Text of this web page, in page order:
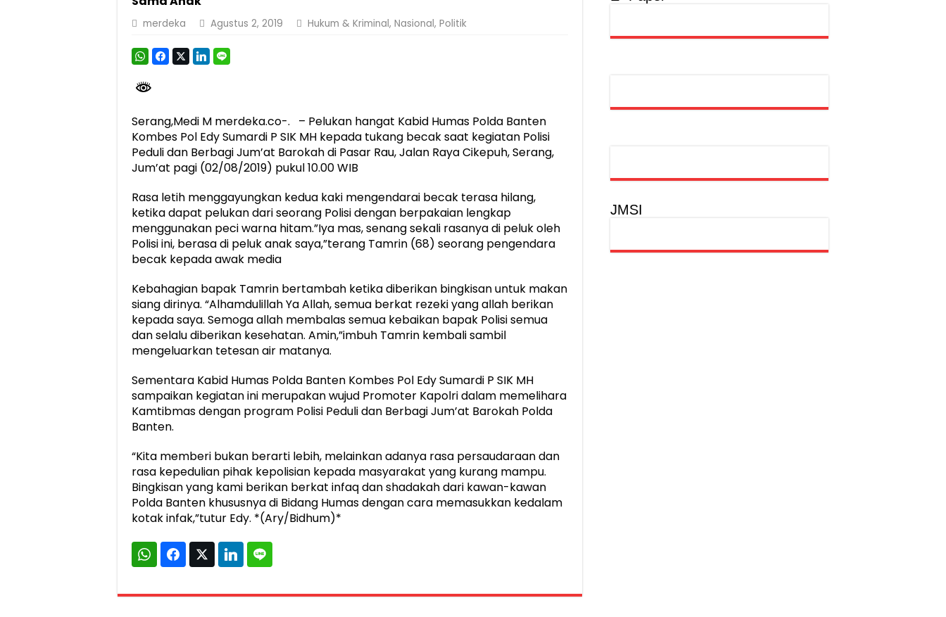
Gubernur Mirza Ajak IAI Darul Fattah Cetak SDM Adaptif Berlandaskan Nilai Agama
Purnama Wulan Sari Mirza Buka SiSeSa Roadshow Lampung 2026, Dorong Kolaborasi Industri Kreatif dan Fashion Muslim
merdeka Agustus 2, 2019 Hukum & Kriminal, Nasional, Politik
Serang,Medi M merdeka.co-. – Pelukan hangat Kabid Humas Polda Banten
Kombes Pol Edy Sumardi P SIK MH kepada tukang becak saat kegiatan Polisi
Peduli dan Berbagi Jum’at Barokah di Pasar Rau, Jalan Raya Cikepuh, Serang,
Jum’at pagi (02/08/2019) pukul 10.00 WIB
Rasa letih menggayungkan kedua kaki mengendarai becak terasa hilang,
ketika dapat pelukan dari seorang Polisi dengan berpakaian lengkap
menggunakan peci warna hitam.”Iya mas, senang sekali rasanya di peluk oleh
Polisi ini, berasa di peluk anak saya,”terang Tamrin (68) seorang pengendara
becak kepada awak media
Kebahagian bapak Tamrin bertambah ketika diberikan bingkisan untuk makan
siang dirinya. “Alhamdulillah Ya Allah, semua berkat rezeki yang allah berikan
kepada saya. Semoga allah membalas semua kebaikan bapak Polisi semua
dan selalu diberikan kesehatan. Amin,”imbuh Tamrin kembali sambil
mengeluarkan tetesan air matanya.
Sementara Kabid Humas Polda Banten Kombes Pol Edy Sumardi P SIK MH
sampaikan kegiatan ini merupakan wujud Promoter Kapolri dalam memelihara
Kamtibmas dengan program Polisi Peduli dan Berbagi Jum’at Barokah Polda
Banten.
“Kita memberi bukan berarti lebih, melainkan adanya rasa persaudaraan dan
rasa kepedulian pihak kepolisian kepada masyarakat yang kurang mampu.
Bingkisan yang kami berikan berkat infaq dan shadakah dari kawan-kawan
Polda Banten khususnya di Bidang Humas dengan cara memasukkan kedalam
kotak infak,”tutur Edy. *(Ary/Bidhum)*
JMSI